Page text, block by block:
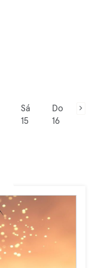
Sá
15
Do
16